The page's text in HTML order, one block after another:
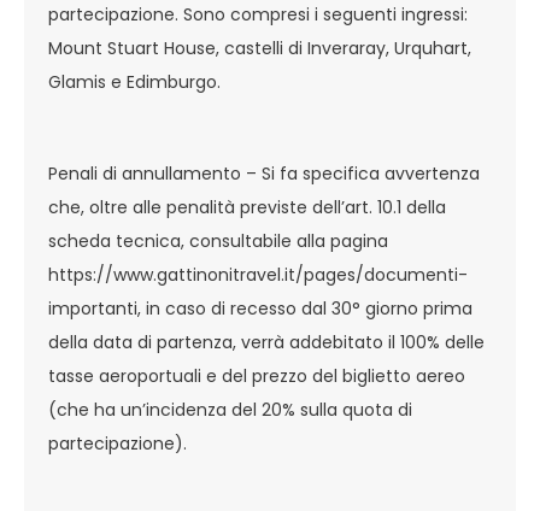
partecipazione. Sono compresi i seguenti ingressi:
Mount Stuart House, castelli di Inveraray, Urquhart,
Glamis e Edimburgo.
Penali di annullamento – Si fa specifica avvertenza
che, oltre alle penalità previste dell’art. 10.1 della
scheda tecnica, consultabile alla pagina
https://www.gattinonitravel.it/pages/documenti-
importanti, in caso di recesso dal 30° giorno prima
della data di partenza, verrà addebitato il 100% delle
tasse aeroportuali e del prezzo del biglietto aereo
(che ha un’incidenza del 20% sulla quota di
partecipazione).